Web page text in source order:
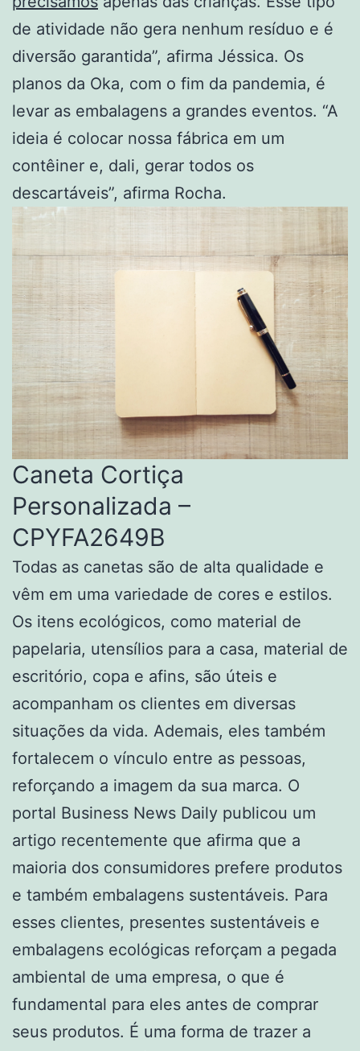
de atividade não gera nenhum resíduo e é
diversão garantida”, afirma Jéssica. Os
planos da Oka, com o fim da pandemia, é
levar as embalagens a grandes eventos. “A
ideia é colocar nossa fábrica em um
contêiner e, dali, gerar todos os
descartáveis”, afirma Rocha.
Caneta Cortiça
Personalizada –
CPYFA2649B
Todas as canetas são de alta qualidade e
vêm em uma variedade de cores e estilos.
Os itens ecológicos, como material de
papelaria, utensílios para a casa, material de
escritório, copa e afins, são úteis e
acompanham os clientes em diversas
situações da vida. Ademais, eles também
fortalecem o vínculo entre as pessoas,
reforçando a imagem da sua marca. O
portal Business News Daily publicou um
artigo recentemente que afirma que a
maioria dos consumidores prefere produtos
e também embalagens sustentáveis. Para
esses clientes, presentes sustentáveis e
embalagens ecológicas reforçam a pegada
ambiental de uma empresa, o que é
fundamental para eles antes de comprar
seus produtos. É uma forma de trazer a